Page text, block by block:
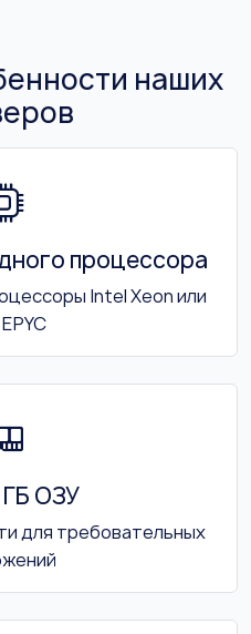
наших
процессора
Intel Xeon или
ГБ ОЗУ
для требовательных